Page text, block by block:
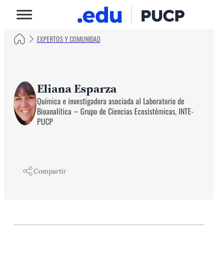
EXPERTOS Y COMUNIDAD
Eliana Esparza
Química e investigadora asociada al Laboratorio de
Bioanalítica – Grupo de Ciencias Ecosistémicas, INTE-
PUCP
Compartir